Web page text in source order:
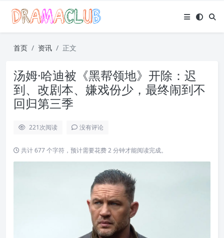
首页 资讯 正文
汤姆·哈迪被《黑帮领地》开除：迟
到、改剧本、嫌戏份少，最终闹到不
回归第三季
221次阅读 没有评论
共计 677 个字符，预计需要花费 2 分钟才能阅读完成。